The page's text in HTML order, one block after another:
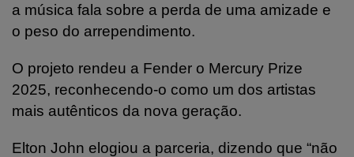
a música fala sobre a perda de uma amizade e
o peso do arrependimento.
O projeto rendeu a Fender o Mercury Prize
2025, reconhecendo-o como um dos artistas
mais autênticos da nova geração.
Elton John elogiou a parceria, dizendo que “não